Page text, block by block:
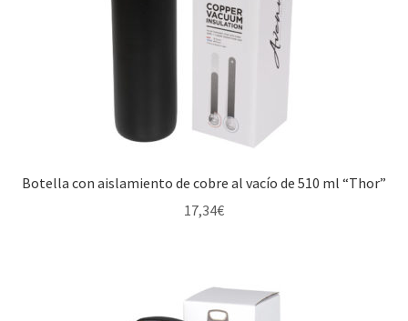
Botella con aislamiento de cobre al vacío de 510 ml “Thor”
17,34€